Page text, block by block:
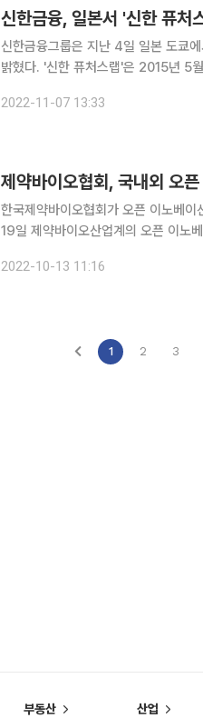
신한금융, 일본서 '신한 퓨
신한금융그룹은 지난 4일 일본 도쿄
밝혔다. '신한 퓨처스랩'은 2015년 5월 출범한 액셀러레이터 프로그램이다. 출범 이후 올해 8기까
선정한 '아기 유니콘 200' 프로젝트에
2022-11-07 13:33
제약바이오협회, 국내외 오
한국제약바이오협회가 오픈 이노베이션 생태계
19일 제약바이오산업계의 오픈 이노베이
약품 개발에 대한 애로를 해소하고,
2022-10-13 11:16
1 2 3
부동산 산업